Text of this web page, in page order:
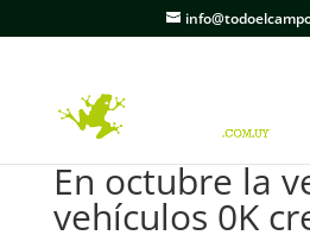
En octubre la
vehículos 0K